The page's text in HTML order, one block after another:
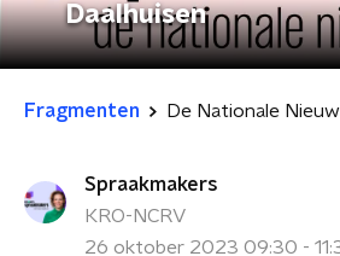
Daalhuisen
Fragmenten
Spraakmakers
KRO-NCRV
26 oktober 2023 09:30 -